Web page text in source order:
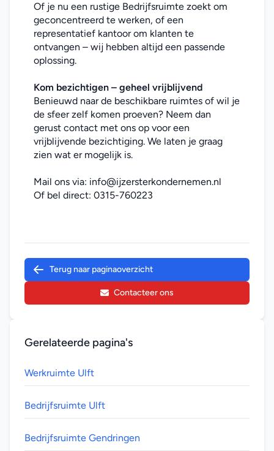
Of je nu een rustige Bedrijfsruimte zoekt om
geconcentreerd te werken, of een
representatief kantoor om klanten te
ontvangen – wij hebben altijd een passende
oplossing.
Kom bezichtigen – geheel vrijblijvend
Benieuwd naar de beschikbare ruimtes of wil je
de sfeer zelf komen proeven? Neem dan
gerust contact met ons op voor een
vrijblijvende bezichtiging. We laten je graag
zien wat er mogelijk is.
Mail ons via: info@ijzersterkondernemen.nl
Of bel direct: 0315-760223
Terug naar paginaoverzicht
Contacteer ons
Gerelateerde pagina's
Werkruimte Ulft
Bedrijfsruimte Ulft
Bedrijfsruimte Gendringen